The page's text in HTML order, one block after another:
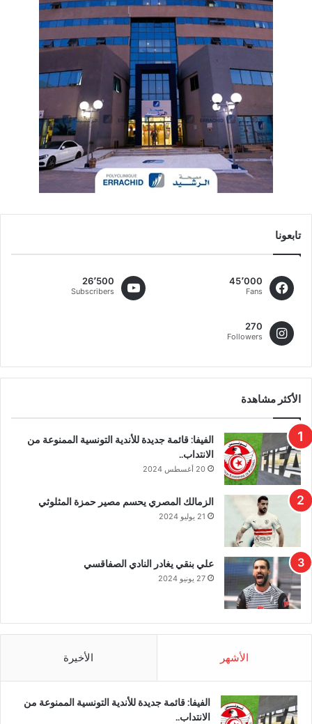
تابعونا
45٬000
Fans
26٬500
Subscribers
270
Followers
الأكثر مشاهدة
الفيفا: قائمة جديدة للأندية التونسية الممنوعة من
الانتداب..
20 أغسطس 2024
الزمالك المصري يحسم مصير حمزة المثلوثي
21 يوليو 2024
علي بنقي يغادر النادي الصفاقسي
27 يونيو 2024
الأشهر الأخيرة
الفيفا: قائمة جديدة للأندية التونسية الممنوعة من
الانتداب..